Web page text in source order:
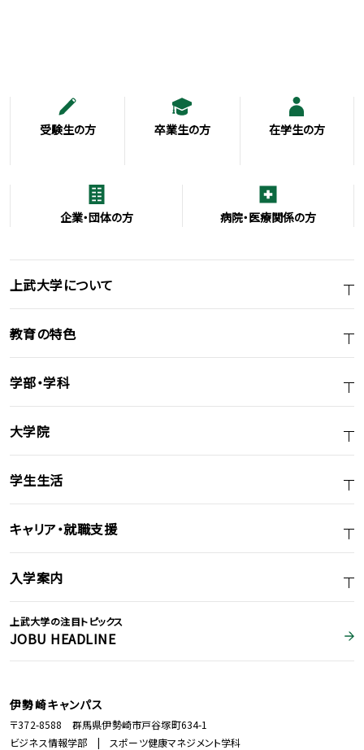
受験生の方 卒業生の方 在学生の方
企業・団体の方 病院・医療関係の方
上武大学について
教育の特色
学部・学科
大学院
学生生活
キャリア・就職支援
入学案内
上武大学の注目トピックス
JOBU HEADLINE
伊勢崎キャンパス
〒372-8588 群馬県伊勢崎市戸谷塚町634-1
ビジネス情報学部 | スポーツ健康マネジメント学科